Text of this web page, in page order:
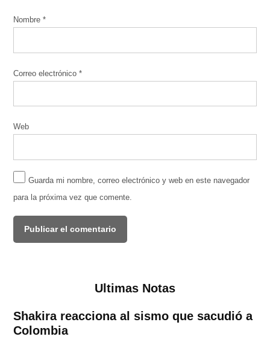
Nombre*
Correo electrónico*
Web
Guarda mi nombre, correo electrónico y web en este navegador
para la próxima vez que comente.
Ultimas Notas
Shakira reacciona al sismo que sacudió a
Colombia